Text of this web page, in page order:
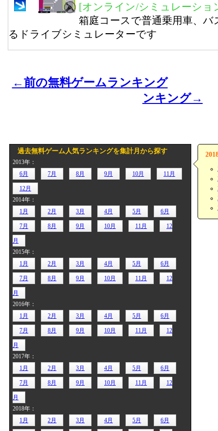
[オンライン/シミュレーショ
箱庭コースで普通乗用車、
るドライブシミュレーターです
←前の無料ゲームランキング
ンキング→
過去無料ゲーム人気ランキングを集計月から探す
2013年：
6月
7月 8月 9月 10月 11月
12月
2014年：
1月
2月 3月 4月 5月 6月
7月 8月 9月 10月 11月 12
月
2015年：
1月
2月 3月 4月 5月 6月
7月 8月 9月 10月 11月 12
月
2016年：
1月
2月 3月 4月 5月 6月
7月 8月 9月 10月 11月 12
月
2017年：
1月
2月 3月 4月 5月 6月
7月 8月 9月 10月 11月 12
月
2018年：
1月
2月 3月 4月 5月 6月